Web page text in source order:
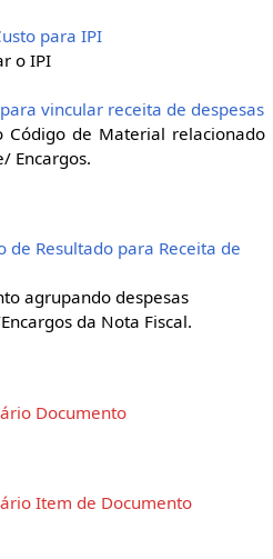
para IPI
o IPI
vincular receita de despesas
Código de Material relacionado
Encargos.
de Resultado para Receita de
agrupando despesas
da Nota Fiscal.
Documento
Item de Documento